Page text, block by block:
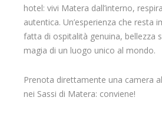
hotel: vivi Matera dall’interno,
autentica. Un’esperienza che resta
fatta di ospitalità genuina, bellezza
magia di un luogo unico al mondo.
Prenota direttamente una camera
nei Sassi di Matera: conviene!